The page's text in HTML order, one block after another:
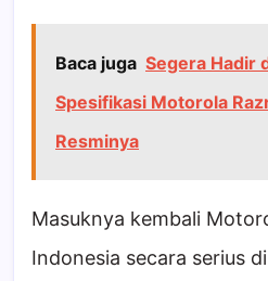
Baca juga Segera Hadir
Spesifikasi Motorola
Resminya
Masuknya kembali
Indonesia secara serius